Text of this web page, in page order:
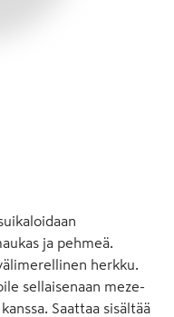
ja pehmeä.
herkku.
sellaisenaan meze-
Saattaa sisältää